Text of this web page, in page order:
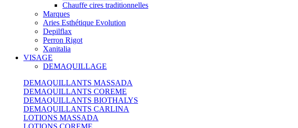
Chauffe cires traditionnelles
Marques
Aries Esthétique Evolution
Depilflax
Perron Rigot
Xanitalia
VISAGE
DEMAQUILLAGE
DEMAQUILLANTS MASSADA
DEMAQUILLANTS COREME
DEMAQUILLANTS BIOTHALYS
DEMAQUILLANTS CARLINA
LOTIONS MASSADA
LOTIONS COREME